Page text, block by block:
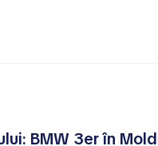
BMW 3er în